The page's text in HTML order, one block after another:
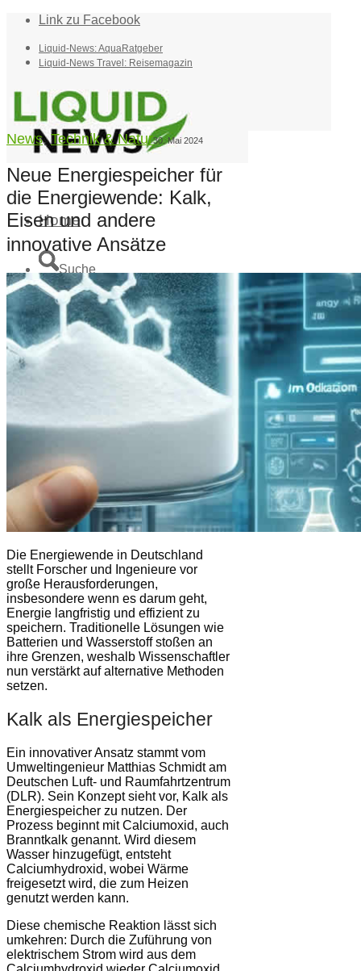
Link zu Facebook
Liquid-News: AquaRatgeber
Liquid-News Travel: Reisemagazin
Home
Suche
Menü Menü
News,Technik & Natur30. Mai 2024
Neue Energiespeicher für
die Energiewende: Kalk,
Eisen und andere
innovative Ansätze
Die Energiewende in Deutschland
stellt Forscher und Ingenieure vor
große Herausforderungen,
insbesondere wenn es darum geht,
Energie langfristig und effizient zu
speichern. Traditionelle Lösungen wie
Batterien und Wasserstoff stoßen an
ihre Grenzen, weshalb Wissenschaftler
nun verstärkt auf alternative Methoden
setzen.
Kalk als Energiespeicher
Ein innovativer Ansatz stammt vom
Umweltingenieur Matthias Schmidt am
Deutschen Luft- und Raumfahrtzentrum
(DLR). Sein Konzept sieht vor, Kalk als
Energiespeicher zu nutzen. Der
Prozess beginnt mit Calciumoxid, auch
Branntkalk genannt. Wird diesem
Wasser hinzugefügt, entsteht
Calciumhydroxid, wobei Wärme
freigesetzt wird, die zum Heizen
genutzt werden kann.
Diese chemische Reaktion lässt sich
umkehren: Durch die Zuführung von
elektrischem Strom wird aus dem